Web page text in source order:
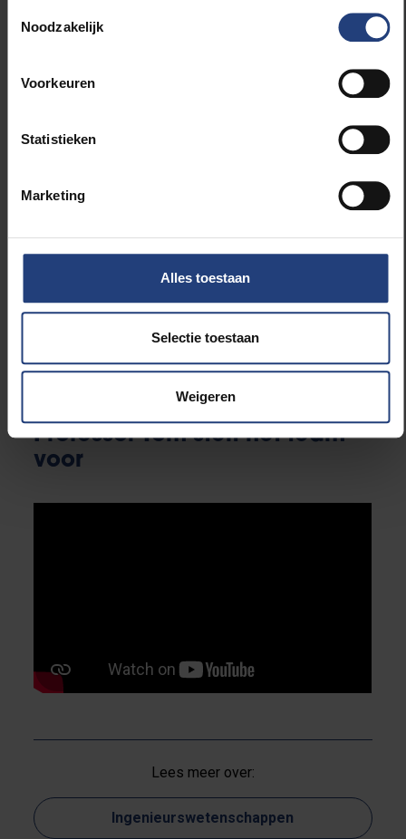
Noodzakelijk
Voorkeuren
Statistieken
Marketing
Alles toestaan
Selectie toestaan
Weigeren
Ingenieurswetenschappen
legt de VUB sterk
Verstraten: “Het succes van het VUB-team in
de designcompetitie, toont aan dat deze
Een belangrijk aspect voor BruBotics is ook
ontwikkelen die in dienst staat van de mens.
Exoskeletons passen in dit plaatje: ze
werkvloer.
Professor Tom stelt het team
voor
Lees meer over:
Ingenieurswetenschappen